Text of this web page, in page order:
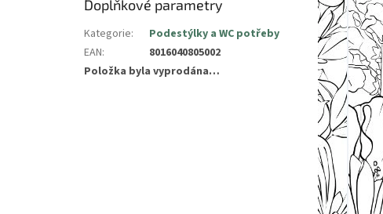
Doplňkové parametry
Kategorie:
Podestýlky a WC potřeby
EAN:
8016040805002
Položka byla vyprodána…